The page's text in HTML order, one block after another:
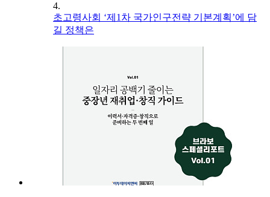
4.
초고령사회 ‘제1차 국가인구전략 기본계획’에 담
길 정책은